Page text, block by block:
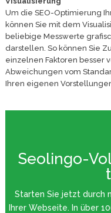
Um die SEO-Optimierung
können Sie mit dem
beliebige Messwerte
darstellen. So können Sie
einzelnen Faktoren besser
Abweichungen vom
Ihren eigenen
Seolingo-
Starten Sie jetzt durch
Ihrer Webseite. In über